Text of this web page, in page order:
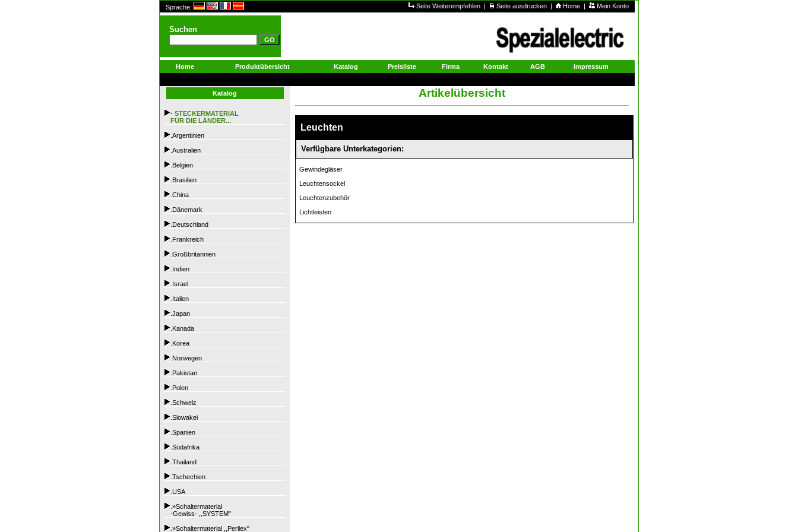
Sprache: Seite Weiterempfehlen | Seite ausdrucken | Home | Mein Konto
Suchen
Home Produktübersicht Katalog Preisliste Firma Kontakt AGB Impressum
Katalog
- STECKERMATERIAL
FÜR DIE LÄNDER...
.Argentinien
.Australien
.Belgien
.Brasilien
.China
.Dänemark
.Deutschland
.Frankreich
.Großbritannien
.Indien
.Israel
.Italien
.Japan
.Kanada
.Korea
.Norwegen
.Pakistan
.Polen
.Schweiz
.Slowakei
.Spanien
.Südafrika
.Thailand
.Tschechien
.USA
.»Schaltermaterial
-Gewiss- ,,SYSTEM"
.»Schaltermaterial ,,Perilex"
Artikelübersicht
Leuchten
Verfügbare Unterkategorien:
Gewindegläser
Leuchtensockel
Leuchtenzubehör
Lichtleisten